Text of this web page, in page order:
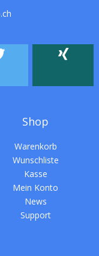
Shop
Warenkorb
Wunschliste
Kasse
Mein Konto
News
Support